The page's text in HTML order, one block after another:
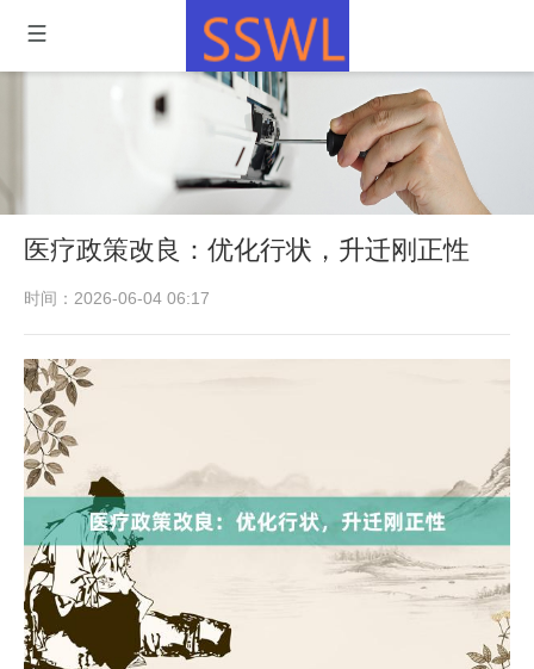
医疗政策改良：优化行状，升迁刚正性
时间：2026-06-04 06:17